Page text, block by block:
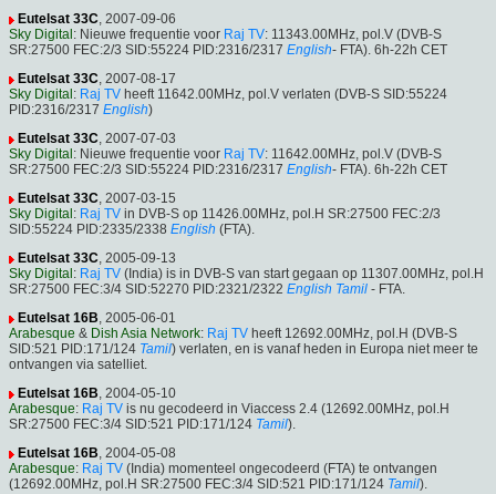
Eutelsat 33C, 2007-09-06
Sky Digital : Nieuwe frequentie voor Raj TV: 11343.00MHz, pol.V (DVB-S
SR:27500 FEC:2/3 SID:55224 PID:2316/2317 English- FTA). 6h-22h CET
Eutelsat 33C, 2007-08-17
Sky Digital : Raj TV heeft 11642.00MHz, pol.V verlaten (DVB-S SID:55224
PID:2316/2317 English)
Eutelsat 33C, 2007-07-03
Sky Digital : Nieuwe frequentie voor Raj TV: 11642.00MHz, pol.V (DVB-S
SR:27500 FEC:2/3 SID:55224 PID:2316/2317 English- FTA). 6h-22h CET
Eutelsat 33C, 2007-03-15
Sky Digital : Raj TV in DVB-S op 11426.00MHz, pol.H SR:27500 FEC:2/3
SID:55224 PID:2335/2338 English (FTA).
Eutelsat 33C, 2005-09-13
Sky Digital : Raj TV (India) is in DVB-S van start gegaan op 11307.00MHz, pol.H
SR:27500 FEC:3/4 SID:52270 PID:2321/2322 English Tamil - FTA.
Eutelsat 16B, 2005-06-01
Arabesque & Dish Asia Network: Raj TV heeft 12692.00MHz, pol.H (DVB-S
SID:521 PID:171/124 Tamil) verlaten, en is vanaf heden in Europa niet meer te
ontvangen via satelliet.
Eutelsat 16B, 2004-05-10
Arabesque: Raj TV is nu gecodeerd in Viaccess 2.4 (12692.00MHz, pol.H
SR:27500 FEC:3/4 SID:521 PID:171/124 Tamil).
Eutelsat 16B, 2004-05-08
Arabesque: Raj TV (India) momenteel ongecodeerd (FTA) te ontvangen
(12692.00MHz, pol.H SR:27500 FEC:3/4 SID:521 PID:171/124 Tamil).